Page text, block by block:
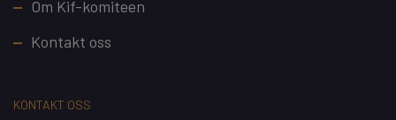
Om Kif-komiteen
Kontakt oss
KONTAKT OSS